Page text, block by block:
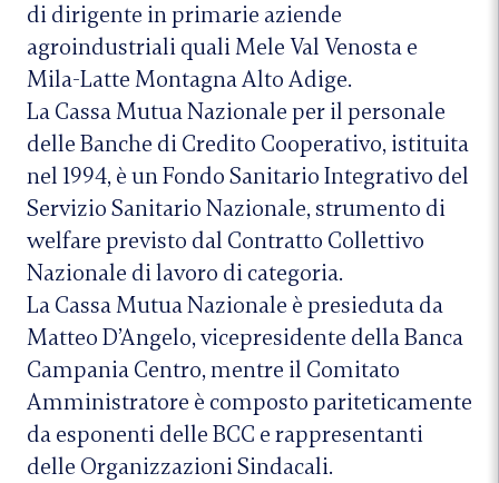
di dirigente in primarie aziende
agroindustriali quali Mele Val Venosta e
Mila-Latte Montagna Alto Adige.
La Cassa Mutua Nazionale per il personale
delle Banche di Credito Cooperativo, istituita
nel 1994, è un Fondo Sanitario Integrativo del
Servizio Sanitario Nazionale, strumento di
welfare previsto dal Contratto Collettivo
Nazionale di lavoro di categoria.
La Cassa Mutua Nazionale è presieduta da
Matteo D’Angelo, vicepresidente della Banca
Campania Centro, mentre il Comitato
Amministratore è composto pariteticamente
da esponenti delle BCC e rappresentanti
delle Organizzazioni Sindacali.